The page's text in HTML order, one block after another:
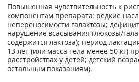
Повышенная чувствительность к
компонентам препарата; редкие
непереносимости галактозы;
нарушение всасывания глюкозы/
содержится лактоза); период
13 лет (или масса тела менее 50 кг)
расстройствах у детей; детский
остальным показаниям).